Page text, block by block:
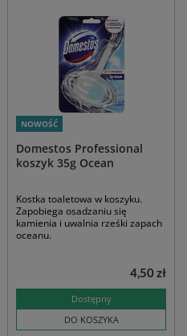
NOWOŚĆ
Domestos Professional
koszyk 35g Ocean
Kostka toaletowa w koszyku.
Zapobiega osadzaniu się
kamienia i uwalnia rześki zapach
oceanu.
Dostępny
DO KOSZYKA
4,50 zł